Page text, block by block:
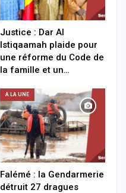
Justice : Dar Al
Istiqaamah plaide pour
une réforme du Code de
la famille et un…
A LA UNE
Falémé : la Gendarmerie
détruit 27 dragues